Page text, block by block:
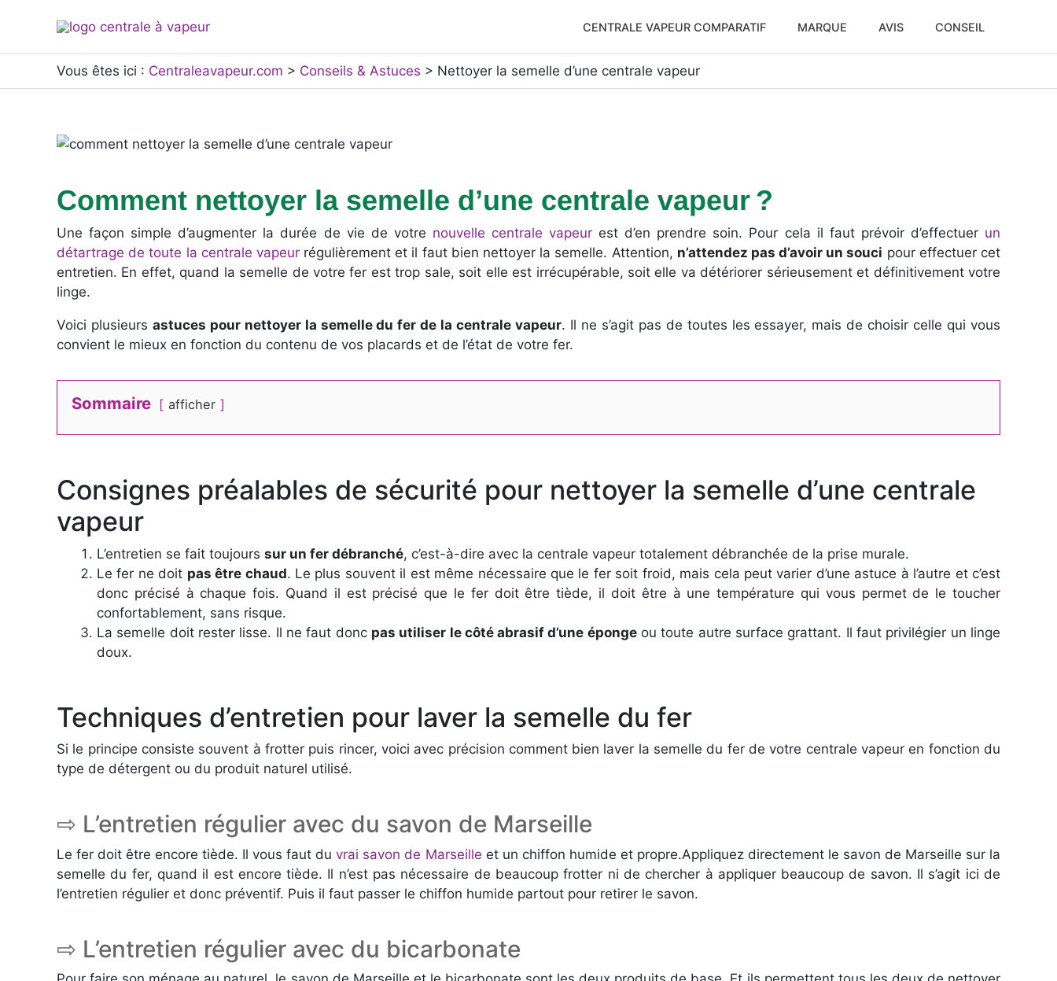
CENTRALE VAPEUR COMPARATIF MARQUE AVIS CONSEIL
Vous êtes ici : Centraleavapeur.com > Conseils & Astuces > Nettoyer la semelle d’une centrale vapeur
Comment nettoyer la semelle d’une centrale vapeur ?
Une façon simple d’augmenter la durée de vie de votre nouvelle centrale vapeur est d’en prendre soin. Pour cela il faut prévoir d’effectuer un
détartrage de toute la centrale vapeurrégulièrement et il faut bien nettoyer la semelle. Attention, n’attendez pas d’avoir un souci pour effectuer cet
entretien. En effet, quand la semelle de votre fer est trop sale, soit elle est irrécupérable, soit elle va détériorer sérieusement et définitivement votre
linge.
Voici plusieurs astuces pour nettoyer la semelle du fer de la centrale vapeur. Il ne s’agit pas de toutes les essayer, mais de choisir celle qui vous
convient le mieux en fonction du contenu de vos placards et de l’état de votre fer.
Sommaire afficher
Consignes préalables de sécurité pour nettoyer la semelle d’une centrale
vapeur
L’entretien se fait toujours sur un fer débranché, c’est-à-dire avec la centrale vapeur totalement débranchée de la prise murale.
Le fer ne doit pas être chaud. Le plus souvent il est même nécessaire que le fer soit froid, mais cela peut varier d’une astuce à l’autre et c’est
donc précisé à chaque fois. Quand il est précisé que le fer doit être tiède, il doit être à une température qui vous permet de le toucher
confortablement, sans risque.
La semelle doit rester lisse. Il ne faut donc pas utiliser le côté abrasif d’une épongeou toute autre surface grattant. Il faut privilégier un linge
doux.
Techniques d’entretien pour laver la semelle du fer
Si le principe consiste souvent à frotter puis rincer, voici avec précision comment bien laver la semelle du fer de votre centrale vapeur en fonction du
type de détergent ou du produit naturel utilisé.
⇨ L’entretien régulier avec du savon de Marseille
Le fer doit être encore tiède. Il vous faut duvrai savon de Marseille et un chiffon humide et propre.Appliquez directement le savon de Marseille sur la
semelle du fer, quand il est encore tiède. Il n’est pas nécessaire de beaucoup frotter ni de chercher à appliquer beaucoup de savon. Il s’agit ici de
l’entretien régulier et donc préventif. Puis il faut passer le chiffon humide partout pour retirer le savon.
⇨ L’entretien régulier avec du bicarbonate